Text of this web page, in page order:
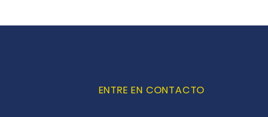
ENTRE EN CONTACTO